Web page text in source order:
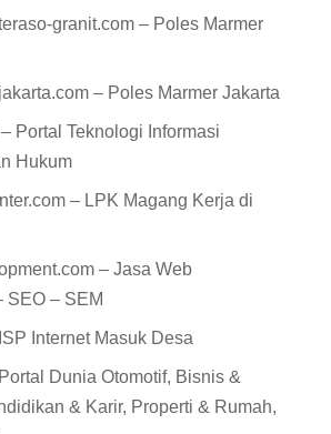
granit.com – Poles Marmer
– Poles Marmer Jakarta
Portal Teknologi Informasi
Hukum
– LPK Magang Kerja di
– Jasa Web
SEO – SEM
Internet Masuk Desa
Dunia Otomotif, Bisnis &
& Karir, Properti & Rumah,